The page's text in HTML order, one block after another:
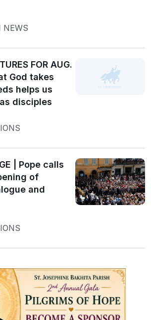
NEWS
FOR AUG.
God takes
helps us
disciples
| Pope calls
of
and